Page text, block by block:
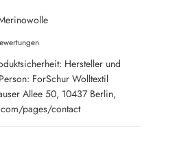
Hersteller und
ForSchur Wolltextil
Allee 50, 10437 Berlin,
pages/contact